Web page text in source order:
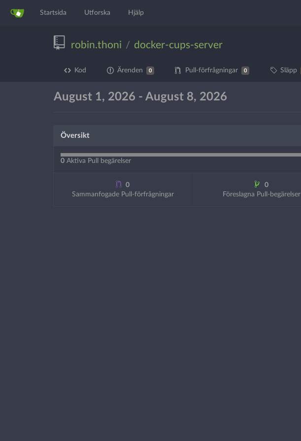
Startsida Utforska Hjälp
robin.thoni / docker-cups-server
Kod Ärenden 0 Pull-förfrågningar 0 Släpp
August 1, 2026 - August 8, 2026
Översikt
0Aktiva Pull begärelser
0
Sammanfogade Pull-förfrågningar
0
Föreslagna Pull-begärelser